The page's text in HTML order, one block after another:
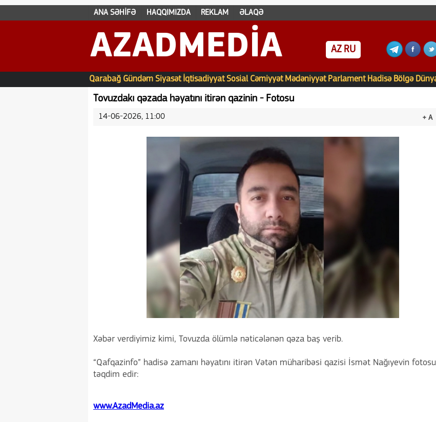
ANA SƏHİFƏ HAQQIMIZDA REKLAM ƏLAQƏ
AZADMEDIA AZ RU
Qarabağ Gündəm Siyasət İqtisadiyyat Sosial Cəmiyyət Mədəniyyət Parlament Hadisə Bölgə
Tovuzdakı qəzada həyatını itirən qazinin - Fotosu
+ A
14-06-2026, 11:00
Xəbər verdiyimiz kimi, Tovuzda ölümlə nəticələnən qəza baş verib.
“Qafqazinfo” hadisə zamanı həyatını itirən Vətən müharibəsi qazisi İsmət Nağıyevin
təqdim edir:
www.AzadMedia.az